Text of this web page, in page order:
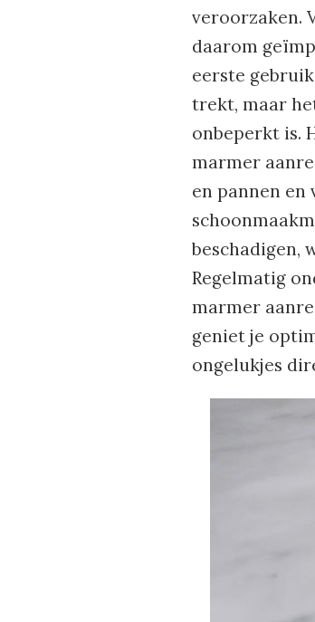
veroorzaken.
daarom
eerste
trekt, maar
onbeperkt is.
marmer
en pannen en
beschadigen,
Regelmatig
marmer
geniet je
ongelukjes